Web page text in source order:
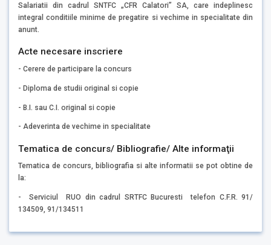
Salariatii din cadrul SNTFC „CFR Calatori” SA, care indeplinesc
integral conditiile minime de pregatire si vechime in specialitate din
anunt.
Acte necesare inscriere
- Cerere de participare la concurs
- Diploma de studii original si copie
- B.I. sau C.I. original si copie
- Adeverinta de vechime in specialitate
Tematica de concurs/ Bibliografie/ Alte informaţii
Tematica de concurs, bibliografia si alte informatii se pot obtine de
la:
- Serviciul RUO din cadrul SRTFC Bucuresti telefon C.F.R. 91/
134509, 91/134511